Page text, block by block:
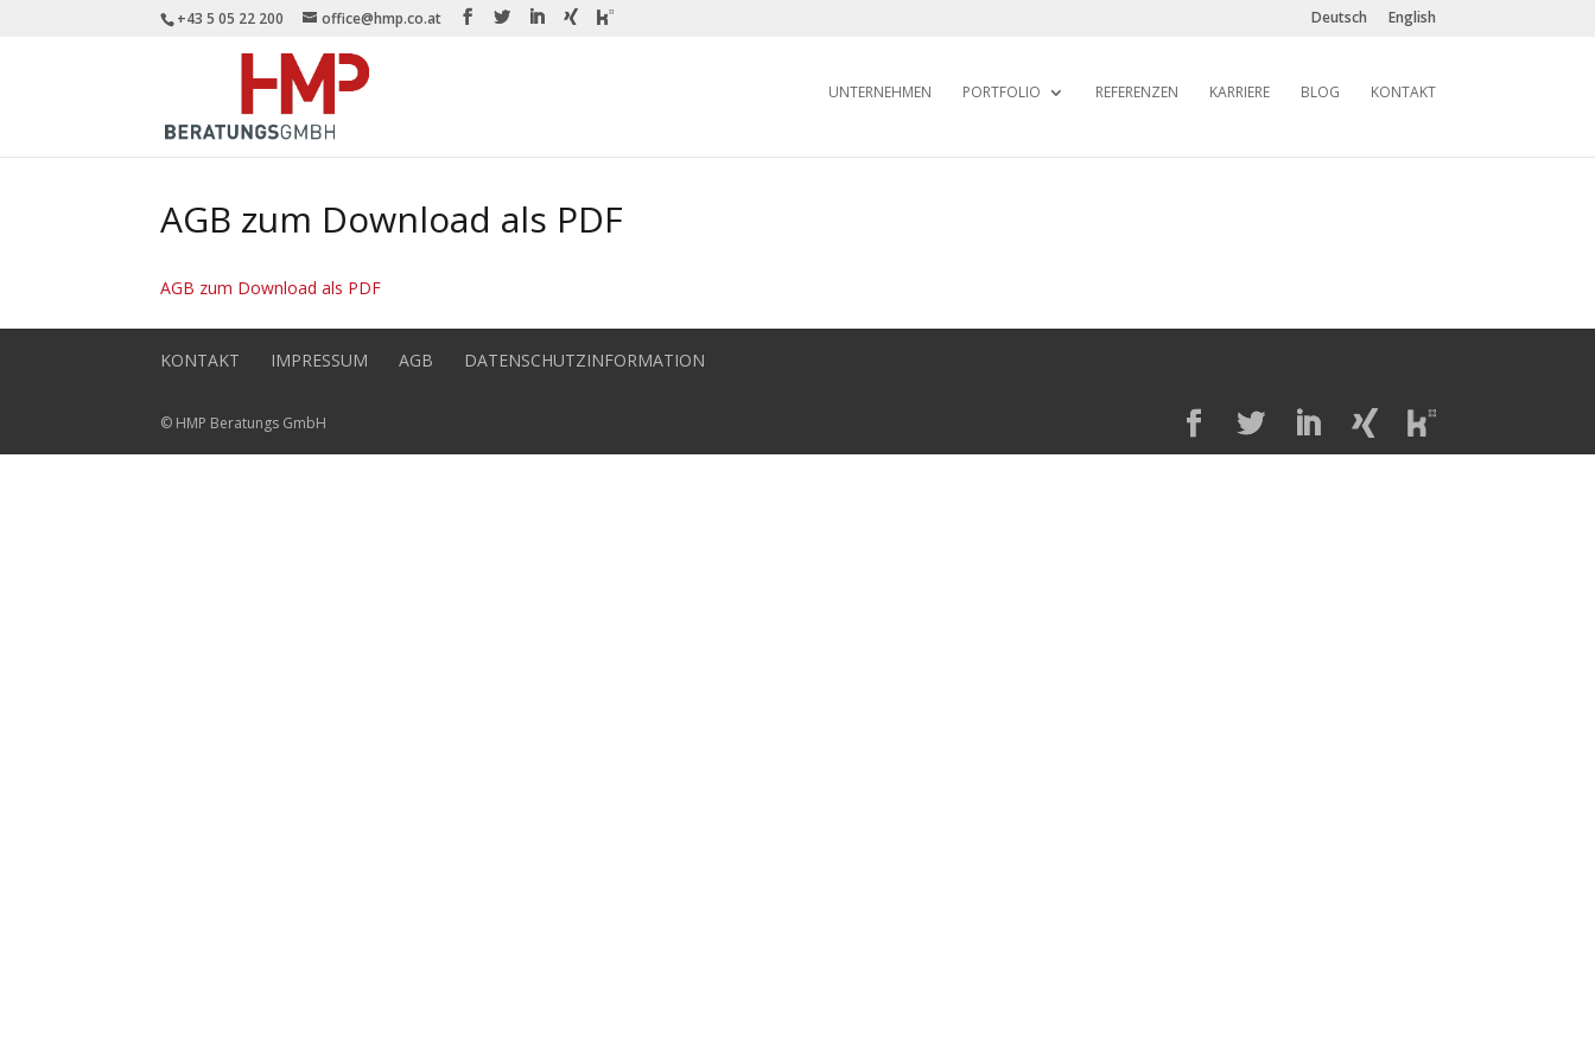
+43 5 05 22 200 office@hmp.co.at Deutsch English
UNTERNEHMEN PORTFOLIO REFERENZEN KARRIERE BLOG KONTAKT
AGB zum Download als PDF
AGB zum Download als PDF
KONTAKT IMPRESSUM AGB DATENSCHUTZINFORMATION
© HMP Beratungs GmbH